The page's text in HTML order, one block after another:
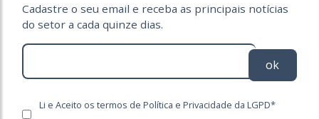
Cadastre o seu email e receba as principais notícias
do setor a cada quinze dias.
ok
Li e Aceito os termos de Política e Privacidade da LGPD*